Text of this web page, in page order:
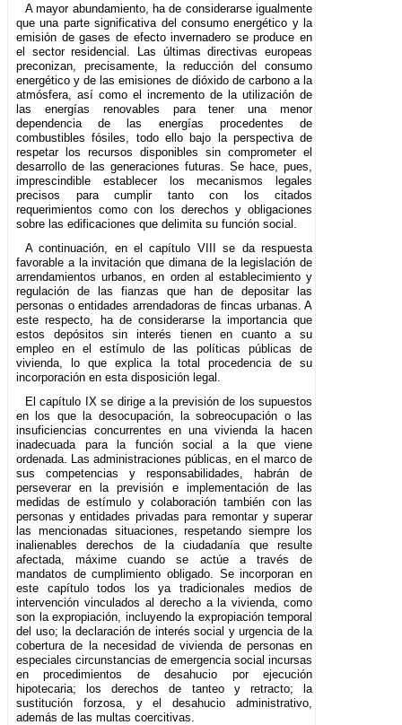
A mayor abundamiento, ha de considerarse igualmente
que una parte significativa del consumo energético y la
emisión de gases de efecto invernadero se produce en
el sector residencial. Las últimas directivas europeas
preconizan, precisamente, la reducción del consumo
energético y de las emisiones de dióxido de carbono a la
atmósfera, así como el incremento de la utilización de
las energías renovables para tener una menor
dependencia de las energías procedentes de
combustibles fósiles, todo ello bajo la perspectiva de
respetar los recursos disponibles sin comprometer el
desarrollo de las generaciones futuras. Se hace, pues,
imprescindible establecer los mecanismos legales
precisos para cumplir tanto con los citados
requerimientos como con los derechos y obligaciones
sobre las edificaciones que delimita su función social.
A continuación, en el capítulo VIII se da respuesta
favorable a la invitación que dimana de la legislación de
arrendamientos urbanos, en orden al establecimiento y
regulación de las fianzas que han de depositar las
personas o entidades arrendadoras de fincas urbanas. A
este respecto, ha de considerarse la importancia que
estos depósitos sin interés tienen en cuanto a su
empleo en el estímulo de las políticas públicas de
vivienda, lo que explica la total procedencia de su
incorporación en esta disposición legal.
El capítulo IX se dirige a la previsión de los supuestos
en los que la desocupación, la sobreocupación o las
insuficiencias concurrentes en una vivienda la hacen
inadecuada para la función social a la que viene
ordenada. Las administraciones públicas, en el marco de
sus competencias y responsabilidades, habrán de
perseverar en la previsión e implementación de las
medidas de estímulo y colaboración también con las
personas y entidades privadas para remontar y superar
las mencionadas situaciones, respetando siempre los
inalienables derechos de la ciudadanía que resulte
afectada, máxime cuando se actúe a través de
mandatos de cumplimiento obligado. Se incorporan en
este capítulo todos los ya tradicionales medios de
intervención vinculados al derecho a la vivienda, como
son la expropiación, incluyendo la expropiación temporal
del uso; la declaración de interés social y urgencia de la
cobertura de la necesidad de vivienda de personas en
especiales circunstancias de emergencia social incursas
en procedimientos de desahucio por ejecución
hipotecaria; los derechos de tanteo y retracto; la
sustitución forzosa, y el desahucio administrativo,
además de las multas coercitivas.